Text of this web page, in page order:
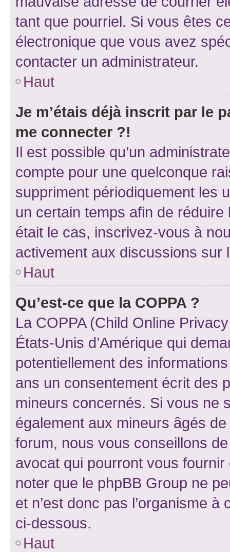
tant que pourriel. Si vous êtes
électronique que vous avez
contacter un administrateur.
Haut
Je m’étais déjà inscrit par le
me connecter ?!
Il est possible qu’un
compte pour une quelconque
suppriment périodiquement les
un certain temps afin de
était le cas, inscrivez-vous à
activement aux discussions sur
Haut
Qu’est-ce que la COPPA ?
La COPPA (Child Online
États-Unis d’Amérique qui
potentiellement des
ans un consentement écrit des
mineurs concernés. Si vous ne
également aux mineurs âgés
forum, nous vous conseillons
avocat qui pourront vous
noter que le phpBB Group ne
et n’est donc pas l’organisme
ci-dessous.
Haut